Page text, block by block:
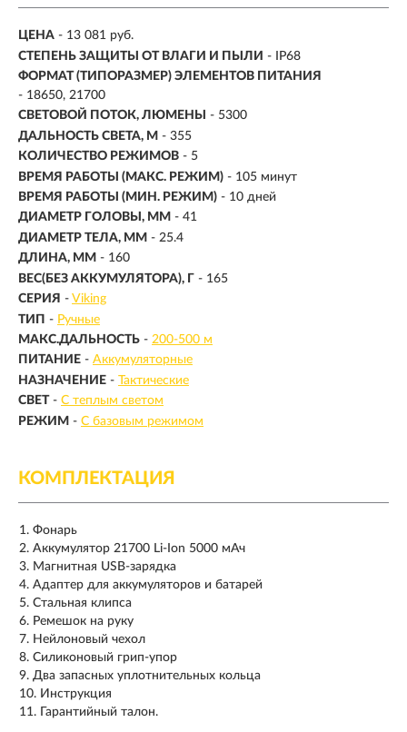
ЦЕНА - 13 081 руб.
СТЕПЕНЬ ЗАЩИТЫ ОТ ВЛАГИ И ПЫЛИ - IP68
ФОРМАТ (ТИПОРАЗМЕР) ЭЛЕМЕНТОВ ПИТАНИЯ
- 18650, 21700
СВЕТОВОЙ ПОТОК, ЛЮМЕНЫ
- 5300
ДАЛЬНОСТЬ СВЕТА, М - 355
КОЛИЧЕСТВО РЕЖИМОВ - 5
ВРЕМЯ РАБОТЫ (МАКС. РЕЖИМ) - 105 минут
ВРЕМЯ РАБОТЫ (МИН. РЕЖИМ) - 10 дней
ДИАМЕТР ГОЛОВЫ, ММ - 41
ДИАМЕТР ТЕЛА, ММ - 25.4
ДЛИНА, ММ - 160
ВЕС(БЕЗ АККУМУЛЯТОРА), Г - 165
СЕРИЯ - Viking
ТИП - Ручные
МАКС.ДАЛЬНОСТЬ - 200-500 м
ПИТАНИЕ - Аккумуляторные
НАЗНАЧЕНИЕ - Тактические
СВЕТ - С теплым светом
РЕЖИМ - С базовым режимом
КОМПЛЕКТАЦИЯ
Фонарь
Аккумулятор 21700 Li-Ion 5000 мАч
Магнитная USB-зарядка
Адаптер для аккумуляторов и батарей
Стальная клипса
Ремешок на руку
Нейлоновый чехол
Силиконовый грип-упор
Два запасных уплотнительных кольца
Инструкция
Гарантийный талон.